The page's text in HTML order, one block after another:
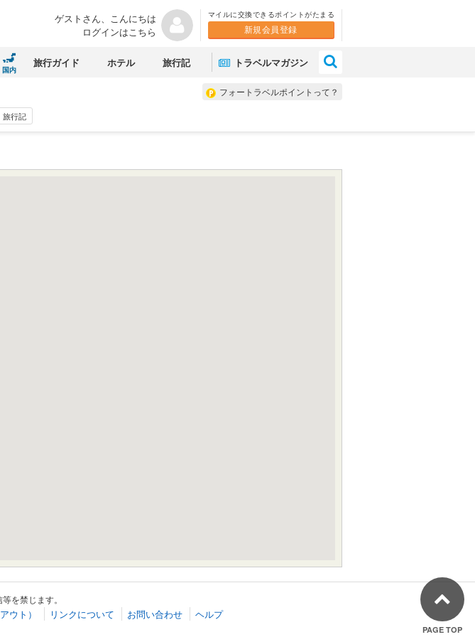
ゲストさん、 こんにちは
ログインはこちら
マイルに交換できるポイントがたまる
新規会員登録
国内
旅行ガイド ホテル 旅行記 トラベルマガジン
フォートラベルポイントって？
旅行記
を禁じます。
ウト） リンクについて お問い合わせ ヘルプ
PAGE TOP